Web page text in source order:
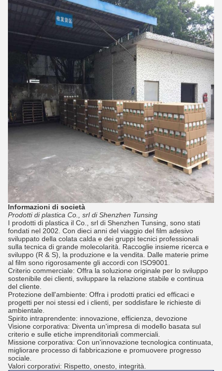
Informazioni di società
Prodotti di plastica Co., srl di Shenzhen Tunsing
I prodotti di plastica il Co., srl di Shenzhen Tunsing, sono stati
fondati nel 2002. Con dieci anni del viaggio del film adesivo
sviluppato della colata calda e dei gruppi tecnici professionali
sulla tecnica di grande molecolarità. Raccoglie insieme ricerca e
sviluppo (R & S), la produzione e la vendita. Dalle materie prime
al film sono rigorosamente gli accordi con ISO9001.
Criterio commerciale: Offra la soluzione originale per lo sviluppo
sostenibile dei clienti, sviluppare la relazione stabile e continua
del cliente.
Protezione dell'ambiente: Offra i prodotti pratici ed efficaci e
progetti per noi stessi ed i clienti, per soddisfare le richieste di
ambientale.
Spirito intraprendente: innovazione, efficienza, devozione
Visione corporativa: Diventa un'impresa di modello basata sul
criterio e sulle etiche imprenditoriali commerciali.
Missione corporativa: Con un'innovazione tecnologica continuata,
migliorare processo di fabbricazione e promuovere progresso
sociale.
Valori corporativi: Rispetto, onesto, integrità.